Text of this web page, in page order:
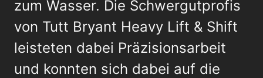
zum Wasser. Die Schwergutprofis
von Tutt Bryant Heavy Lift & Shift
leisteten dabei Präzisionsarbeit
und konnten sich dabei auf die